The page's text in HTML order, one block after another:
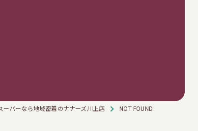
ーパーなら地域密着のナナーズ川上店 NOT FOUND